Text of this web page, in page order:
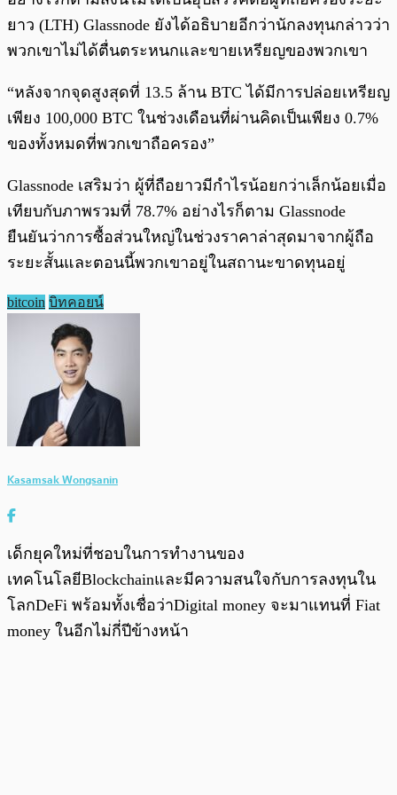
ยาว (LTH) Glassnode ยังได้อธิบายอีกว่านักลงทุนกล่าวว่า
พวกเขาไม่ได้ตื่นตระหนกและขายเหรียญของพวกเขา
“หลังจากจุดสูงสุดที่ 13.5 ล้าน BTC ได้มีการปล่อยเหรียญ
เพียง 100,000 BTC ในช่วงเดือนที่ผ่านคิดเป็นเพียง 0.7%
ของทั้งหมดที่พวกเขาถือครอง”
Glassnode เสริมว่า ผู้ที่ถือยาวมีกำไรน้อยกว่าเล็กน้อยเมื่อ
เทียบกับภาพรวมที่ 78.7% อย่างไรก็ตาม Glassnode
ยืนยันว่าการซื้อส่วนใหญ่ในช่วงราคาล่าสุดมาจากผู้ถือ
ระยะสั้นและตอนนี้พวกเขาอยู่ในสถานะขาดทุนอยู่
bitcoin บิทคอยน์
Kasamsak Wongsanin
เด็กยุคใหม่ที่ชอบในการทำงานของ
เทคโนโลยีBlockchainและมีความสนใจกับการลงทุนใน
โลกDeFi พร้อมทั้งเชื่อว่าDigital money จะมาแทนที่ Fiat
money ในอีกไม่กี่ปีข้างหน้า